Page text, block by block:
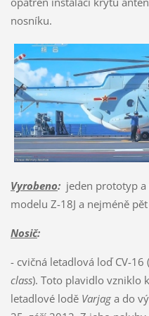
nosníku.
Vyrobeno:jeden prototyp a
modelu Z-18J a nejméně
Nosič:
- cvičná letadlová loď CV-16
class). Toto plavidlo vzniklo
letadlové lodě Varjaga do